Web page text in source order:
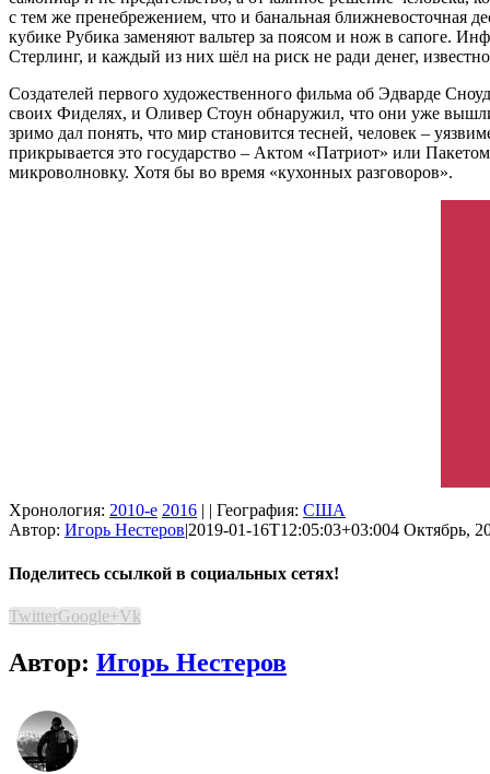
с тем же пренебрежением, что и банальная ближневосточная
кубике Рубика заменяют вальтер за поясом и нож в сапоге.
Стерлинг, и каждый из них шёл на риск не ради денег,
Создателей первого художественного фильма об Эдварде
своих Фиделях, и Оливер Стоун обнаружил, что они уже
зримо дал понять, что мир становится тесней, человек –
прикрывается это государство – Актом «Патриот» или
микроволновку. Хотя бы во время «кухонных разговоров».
Хронология: 2010-е 2016 | | География: США
Автор: Игорь Нестеров|2019-01-16T12:05:03+03:004 Октябрь,
Поделитесь ссылкой в социальных сетях!
TwitterGoogle+Vk
Автор: Игорь Нестеров